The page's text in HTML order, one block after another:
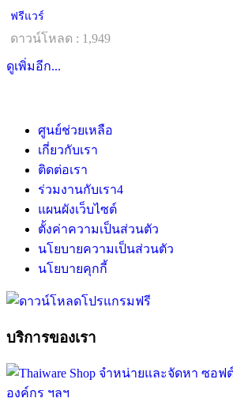
ฟรีแวร์
ดาวน์โหลด : 1,949
ดูเพิ่มอีก...
ศูนย์ช่วยเหลือ
เกี่ยวกับเรา
ติดต่อเรา
ร่วมงานกับเรา4
แผนผังเว็บไซต์
ตั้งค่าความเป็นส่วนตัว
นโยบายความเป็นส่วนตัว
นโยบายคุกกี้
บริการของเรา